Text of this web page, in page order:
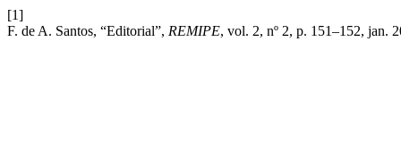
[1]
F. de A. Santos, “Editorial”, REMIPE, vol. 2, nº 2, p. 151–152, jan.